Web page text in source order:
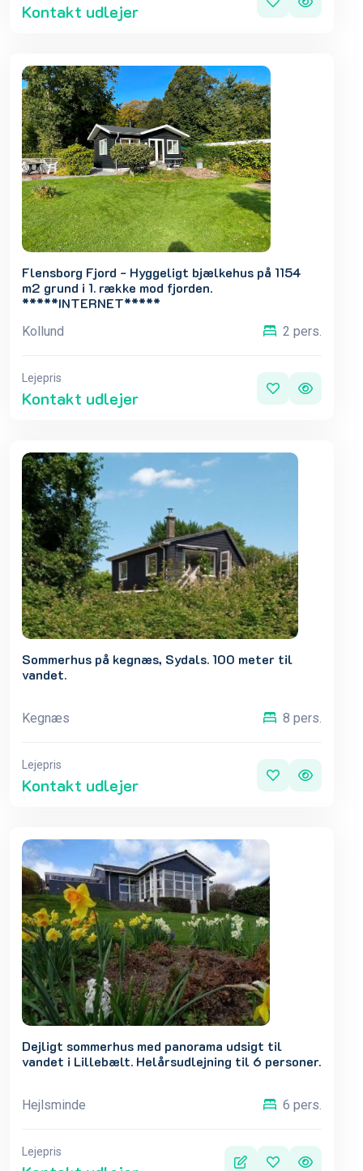
Kontakt udlejer
Flensborg Fjord - Hyggeligt bjælkehus på 1154
m2 grund i 1. række mod fjorden.
*****INTERNET*****
Kollund 2 pers.
Lejepris
Kontakt udlejer
Sommerhus på kegnæs, Sydals. 100 meter til
vandet.
Kegnæs 8 pers.
Lejepris
Kontakt udlejer
Dejligt sommerhus med panorama udsigt til
vandet i Lillebælt. Helårsudlejning til 6 personer.
Hejlsminde 6 pers.
Lejepris